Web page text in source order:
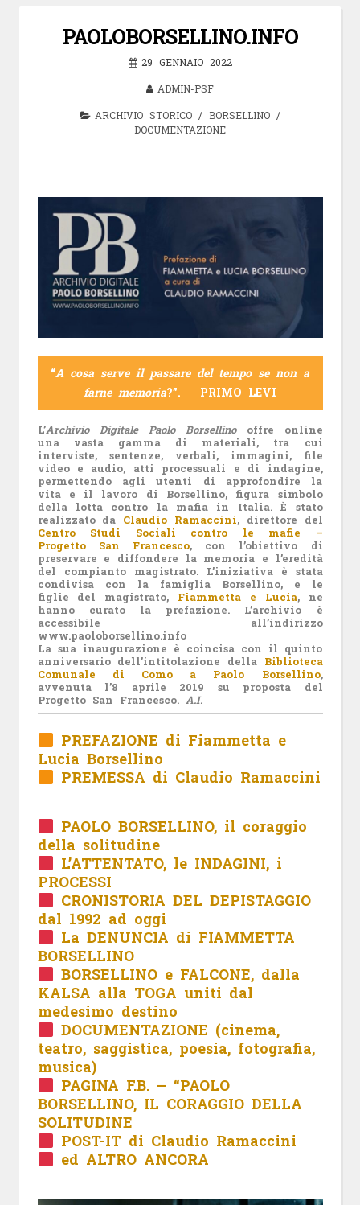
contenutoPAOLOBORSELLINO.INFO
29 GENNAIO 2022
ADMIN-PSF
ARCHIVIO STORICO/ BORSELLINO/
DOCUMENTAZIONE
“A cosa serve il passare del tempo se non a
farne memoria?”. PRIMO LEVI
L’Archivio Digitale Paolo Borsellinooffre online
una vasta gamma di materiali, tra cui
interviste, sentenze, verbali, immagini, file
video e audio, atti processuali e di indagine,
permettendo agli utenti di approfondire la
vita e il lavoro di Borsellino, figura simbolo
della lotta contro la mafia in Italia. È stato
realizzato da Claudio Ramaccini, direttore del
Centro Studi Sociali contro le mafie –
Progetto San Francesco, con l’obiettivo di
preservare e diffondere la memoria e l’eredità
del compianto magistrato. L’iniziativa è stata
condivisa con la famiglia Borsellino, e le
figlie del magistrato, Fiammetta e Lucia, ne
hanno curato la prefazione. L’archivio è
accessibile all’indirizzo
www.paoloborsellino.info
La sua inaugurazione è coincisa con il quinto
anniversario dell’intitolazione della Biblioteca
Comunale di Como a Paolo Borsellino,
avvenuta l’8 aprile 2019 su proposta del
Progetto San Francesco. A.I.
PREFAZIONE di Fiammetta e
Lucia Borsellino
PREMESSA di Claudio Ramaccini
PAOLO BORSELLINO, il coraggio
della solitudine
L’ATTENTATO, le INDAGINI, i
PROCESSI
CRONISTORIA DEL DEPISTAGGIO
dal 1992 ad oggi
La DENUNCIA di FIAMMETTA
BORSELLINO
BORSELLINO e FALCONE, dalla
KALSA alla TOGA uniti dal
medesimo destino
DOCUMENTAZIONE (cinema,
teatro, saggistica, poesia, fotografia,
musica)
PAGINA F.B. – “PAOLO
BORSELLINO, IL CORAGGIO DELLA
SOLITUDINE
POST-IT di Claudio Ramaccini
ed ALTRO ANCORA